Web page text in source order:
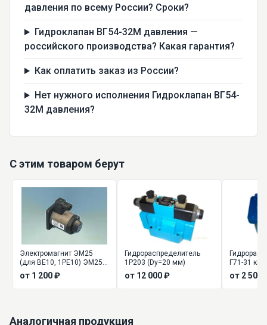
давления по всему России? Сроки?
Гидроклапан ВГ54-32М давления —
российского производства? Какая гарантия?
Как оплатить заказ из России?
Нет нужного исполнения Гидроклапан ВГ54-
32М давления?
С этим товаром берут
Электромагнит ЭМ25
(для ВЕ10, 1РЕ10) ЭМ25-
70412, ЭМ25-72412
от 1 200 ₽
Гидрораспределитель
1Р203 (Dy=20 мм)
от 12 000 ₽
Г71-31
от 2 500
Аналогичная продукция